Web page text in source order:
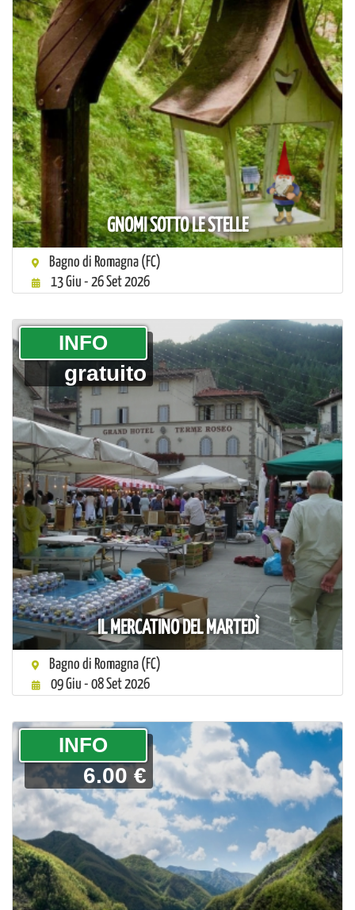
GNOMI SOTTO LE STELLE
Bagno di Romagna (FC)
13 Giu - 26 Set 2026
IL MERCATINO DEL MARTEDÌ
­INFO
gratuito
Bagno di Romagna (FC)
09 Giu - 08 Set 2026
­INFO
6.00 €